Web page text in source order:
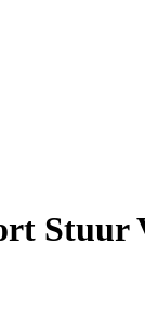
Stuur